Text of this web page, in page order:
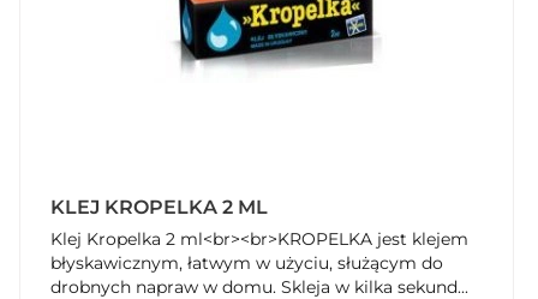
KLEJ KROPELKA 2 ML
Klej Kropelka 2 ml<br><br>KROPELKA jest klejem
błyskawicznym, łatwym w użyciu, służącym do
drobnych napraw w domu. Skleja w kilka sekund...